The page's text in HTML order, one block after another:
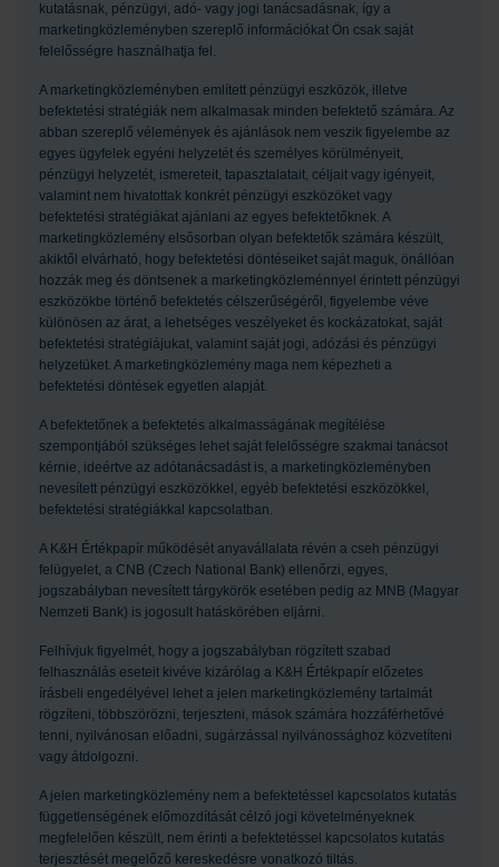
kutatásnak, pénzügyi, adó- vagy jogi tanácsadásnak, így a
marketingközleményben szereplő információkat Ön csak saját
felelősségre használhatja fel.
A marketingközleményben említett pénzügyi eszközök, illetve
befektetési stratégiák nem alkalmasak minden befektető számára. Az
abban szereplő vélemények és ajánlások nem veszik figyelembe az
egyes ügyfelek egyéni helyzetét és személyes körülményeit,
pénzügyi helyzetét, ismereteit, tapasztalatait, céljait vagy igényeit,
valamint nem hivatottak konkrét pénzügyi eszközöket vagy
befektetési stratégiákat ajánlani az egyes befektetőknek. A
marketingközlemény elsősorban olyan befektetők számára készült,
akiktől elvárható, hogy befektetési döntéseiket saját maguk, önállóan
hozzák meg és döntsenek a marketingközleménnyel érintett pénzügyi
eszközökbe történő befektetés célszerűségéről, figyelembe véve
különösen az árat, a lehetséges veszélyeket és kockázatokat, saját
befektetési stratégiájukat, valamint saját jogi, adózási és pénzügyi
helyzetüket. A marketingközlemény maga nem képezheti a
befektetési döntések egyetlen alapját.
A befektetőnek a befektetés alkalmasságának megítélése
szempontjából szükséges lehet saját felelősségre szakmai tanácsot
kérnie, ideértve az adótanácsadást is, a marketingközleményben
nevesített pénzügyi eszközökkel, egyéb befektetési eszközökkel,
befektetési stratégiákkal kapcsolatban.
A K&H Értékpapír működését anyavállalata révén a cseh pénzügyi
felügyelet, a CNB (Czech National Bank) ellenőrzi, egyes,
jogszabályban nevesített tárgykörök esetében pedig az MNB (Magyar
Nemzeti Bank) is jogosult hatáskörében eljárni.
Felhívjuk figyelmét, hogy a jogszabályban rögzített szabad
felhasználás eseteit kivéve kizárólag a K&H Értékpapír előzetes
írásbeli engedélyével lehet a jelen marketingközlemény tartalmát
rögzíteni, többszörözni, terjeszteni, mások számára hozzáférhetővé
tenni, nyilvánosan előadni, sugárzással nyilvánossághoz közvetíteni
vagy átdolgozni.
A jelen marketingközlemény nem a befektetéssel kapcsolatos kutatás
függetlenségének előmozdítását célzó jogi követelményeknek
megfelelően készült, nem érinti a befektetéssel kapcsolatos kutatás
terjesztését megelőző kereskedésre vonatkozó tiltás.